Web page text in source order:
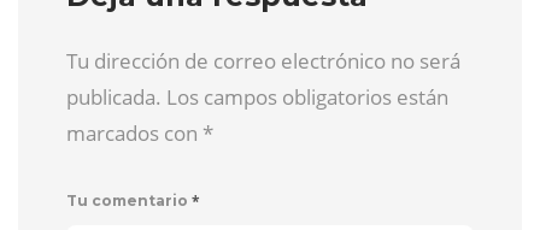
Tu dirección de correo electrónico no será
publicada. Los campos obligatorios están
marcados con *
Tu comentario *